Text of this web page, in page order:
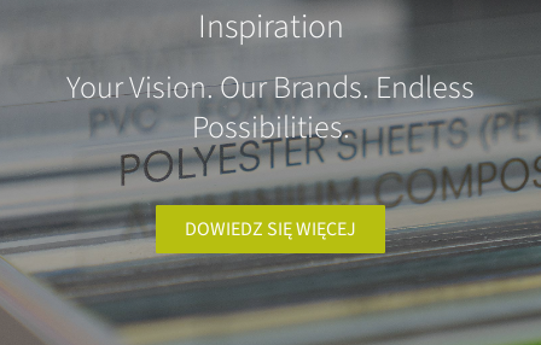
Inspiration
Your Vision. Our Brands. Endless
Possibilities.
DOWIEDZ SIĘ WIĘCEJ